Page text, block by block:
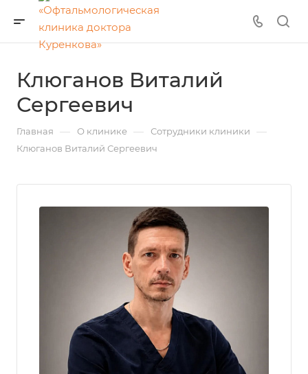
Клюганов Виталий
Сергеевич
Главная — О клинике — Сотрудники клиники —
Клюганов Виталий Сергеевич